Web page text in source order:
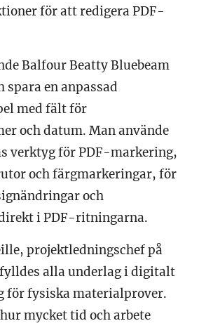
för att redigera PDF-
Balfour Beatty Bluebeam
spara en anpassad
med fält för
och datum. Man använde
verktyg för PDF-markering,
och färgmarkeringar, för
och
i PDF-ritningarna.
projektledningschef på
alla underlag i digitalt
för fysiska materialprover.
mycket tid och arbete